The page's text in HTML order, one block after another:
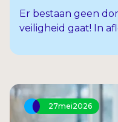
Er bestaan geen
veiligheid gaat! In
over het durven
probeer je het zelf
27mei2026